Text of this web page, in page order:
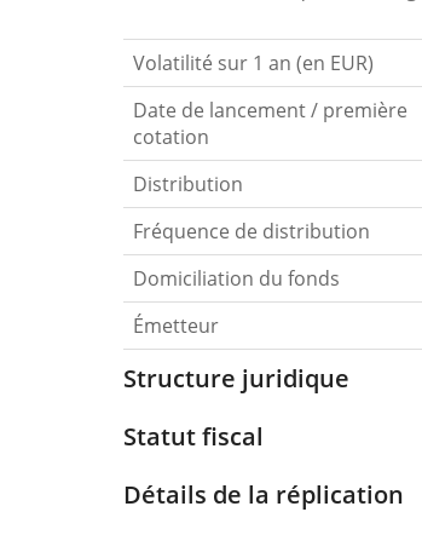
Volatilité sur 1 an (en EUR)
Date de lancement / première
cotation
Distribution
Fréquence de distribution
Domiciliation du fonds
Émetteur
Structure juridique
Statut fiscal
Détails de la réplication